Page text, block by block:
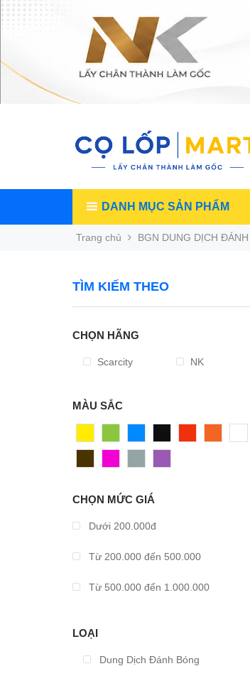
DANH MỤC SẢN PHẨM
Trang chủ BGN DUNG DỊCH
TÌM KIẾM THEO
CHỌN HÃNG
Scarcity NK
MÀU SẮC
CHỌN MỨC GIÁ
Dưới 200.000đ
Từ 200.000 đến 500.000
Từ 500.000 đến 1.000.000
LOẠI
Dung Dịch Đánh Bóng